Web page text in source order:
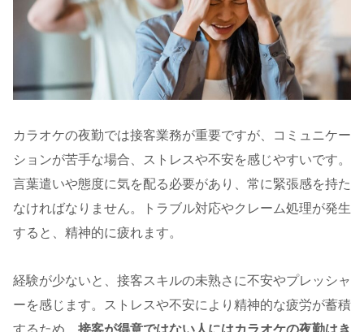
カラオケの夜勤では接客業務が重要ですが、コミュニケー
ションが苦手な場合、ストレスや不安を感じやすいです。
言葉遣いや態度に気を配る必要があり、常に緊張感を持た
なければなりません。トラブル対応やクレーム処理が発生
すると、精神的に疲れます。
経験が少ないと、接客スキルの未熟さに不安やプレッシャ
ーを感じます。ストレスや不安により精神的な疲労が蓄積
するため、 接客が得意ではない人にはカラオケの夜勤はき